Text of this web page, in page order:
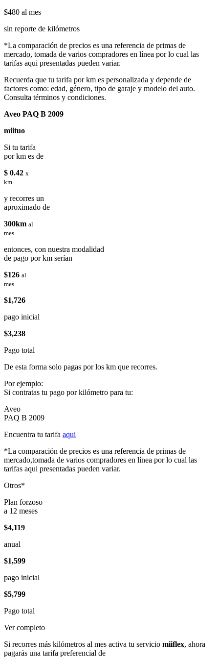
$480 al mes
sin reporte de kilómetros
*La comparación de precios es una referencia de primas de
mercado, tomada de varios compradores en línea por lo cual las
tarifas aqui presentadas pueden variar.
Recuerda que tu tarifa por km es personalizada y depende de
factores como: edad, género, tipo de garaje y modelo del auto.
Consulta términos y condiciones.
Aveo PAQ B 2009
miituo
Si tu tarifa
por km es de
$ 0.42 x
km
y recorres un
aproximado de
300km al
mes
entonces, con nuestra modalidad
de pago por km serían
$126 al
mes
$1,726
pago inicial
$3,238
Pago total
De esta forma solo pagas por los km que recorres.
Por ejemplo:
Si contratas tu pago por kilómetro para tu:
Aveo
PAQ B 2009
Encuentra tu tarifa aqui
*La comparación de precios es una referencia de primas de
mercado,tomada de varios compradores en línea por lo cual las
tarifas aqui presentadas pueden variar.
Otros*
Plan forzoso
a 12 meses
$4,119
anual
$1,599
pago inicial
$5,799
Pago total
Ver completo
Si recorres más kilómetros al mes activa tu servicio miiflex, ahora
pagarás una tarifa preferencial de